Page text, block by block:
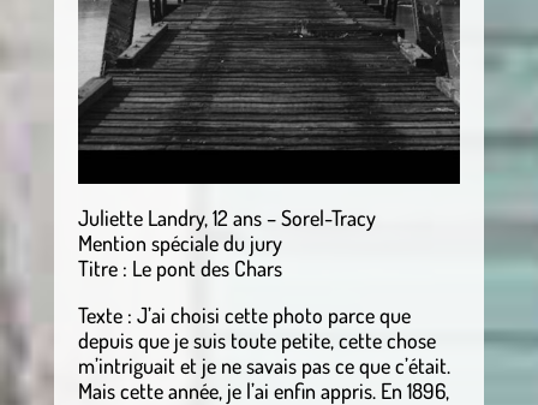
Juliette Landry, 12 ans – Sorel-Tracy
Mention spéciale du jury
Titre : Le pont des Chars
Texte : J’ai choisi cette photo parce que
depuis que je suis toute petite, cette chose
m’intriguait et je ne savais pas ce que c’était.
Mais cette année, je l’ai enfin appris. En 1896,